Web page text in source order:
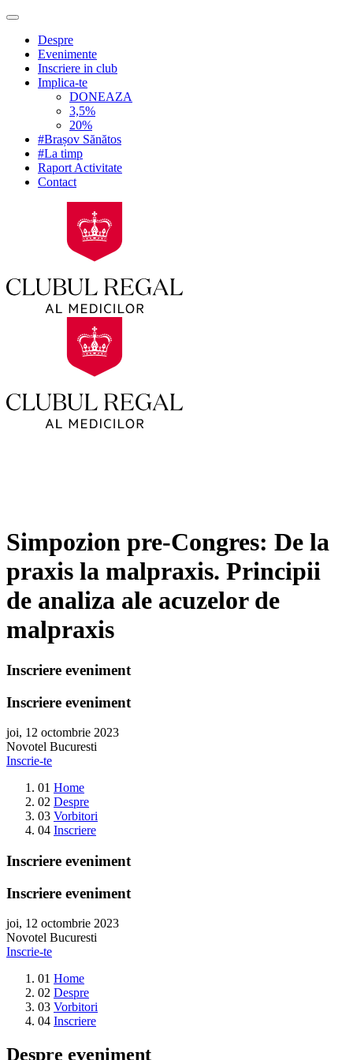
Despre
Evenimente
Inscriere in club
Implica-te
DONEAZA
3,5%
20%
#Brașov Sănătos
#La timp
Raport Activitate
Contact
Simpozion pre-Congres: De la
praxis la malpraxis. Principii
de analiza ale acuzelor de
malpraxis
Inscriere eveniment
Inscriere eveniment
joi, 12 octombrie 2023
Novotel Bucuresti
Inscrie-te
01 Home
02 Despre
03 Vorbitori
04 Inscriere
Inscriere eveniment
Inscriere eveniment
joi, 12 octombrie 2023
Novotel Bucuresti
Inscrie-te
01 Home
02 Despre
03 Vorbitori
04 Inscriere
Despre eveniment